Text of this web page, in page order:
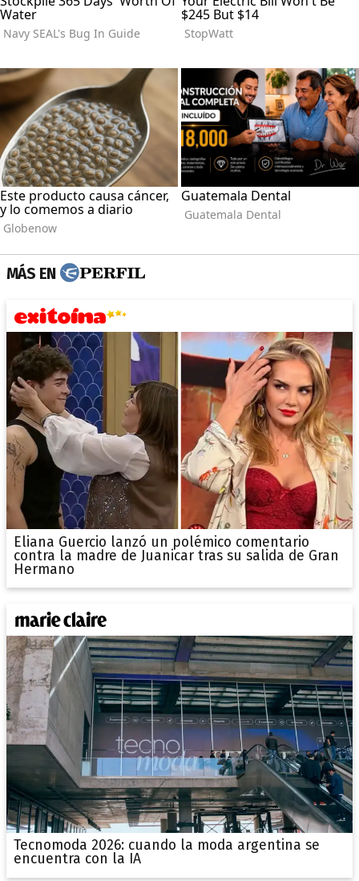
MÁS EN
Eliana Guercio lanzó un polémico comentario
contra la madre de Juanicar tras su salida de Gran
Hermano
Tecnomoda 2026: cuando la moda argentina se
encuentra con la IA